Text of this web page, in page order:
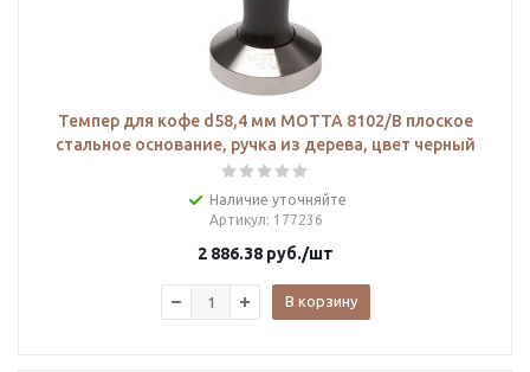
Темпер для кофе d58,4 мм MOTTA 8102/B плоское
стальное основание, ручка из дерева, цвет черный
Наличие уточняйте
Артикул: 177236
2 886.38 руб./шт
В корзину